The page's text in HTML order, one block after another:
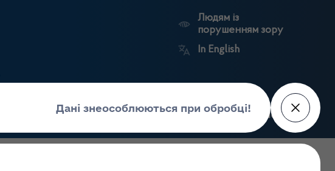
Людям із
порушенням зору
In English
Прес-центр Пошук